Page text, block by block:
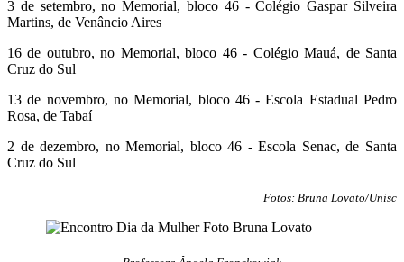
3 de setembro, no Memorial, bloco 46 - Colégio Gaspar Silveira
Martins, de Venâncio Aires
16 de outubro, no Memorial, bloco 46 - Colégio Mauá, de Santa
Cruz do Sul
13 de novembro, no Memorial, bloco 46 - Escola Estadual Pedro
Rosa, de Tabaí
2 de dezembro, no Memorial, bloco 46 - Escola Senac, de Santa
Cruz do Sul
Fotos: Bruna Lovato/Unisc